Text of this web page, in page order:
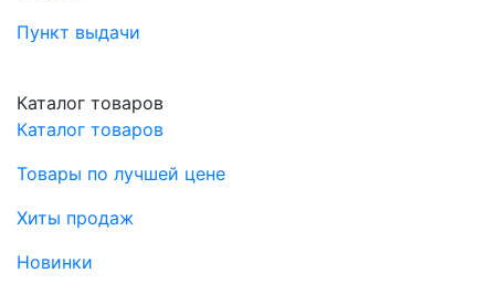
Пункт выдачи
Каталог товаров
Каталог товаров
Товары по лучшей цене
Хиты продаж
Новинки